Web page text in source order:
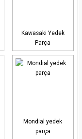
Kawasaki Yedek
Parça
Mondial yedek
parça